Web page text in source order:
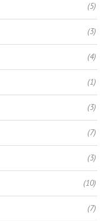
(5)
(3)
(4)
(1)
(3)
(7)
(3)
(10)
(7)